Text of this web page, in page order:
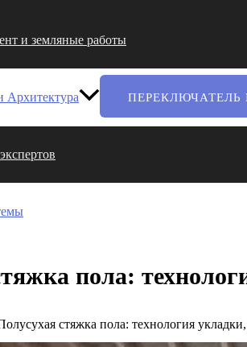
и земляные работы
Архитектура
пола:
стяжка пола: технология